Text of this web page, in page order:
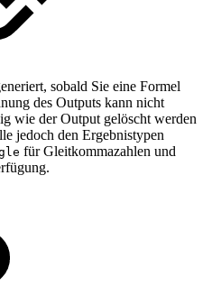
sobald Sie eine Formel
des Outputs kann nicht
wie der Output gelöscht werden
jedoch den Ergebnistypen
für Gleitkommazahlen und